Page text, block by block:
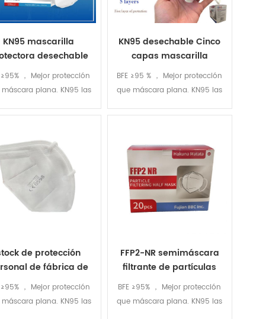
KN95 mascarilla
desechable
Plegado 3d KN95
protectora
≥95% ， Mejor protección
plana. KN95 las
con cinco capas de
KN95 desechable Cinco
capas mascarilla
protectora 20Pcs
BFE ≥95 % ， Mejor protección
que máscara plana. KN95 las
en inglés con cinco capas de
de protección
de fábrica de
blanca kn95 5layer
mascarilla ce FFP2
≥95% ， Mejor protección
plana. KN95 las
FFP2-NR semimáscara
filtrante de partículas
FOLEDE mascarilla
desechable
BFE ≥95% ， Mejor protección
que máscara plana. KN95 las